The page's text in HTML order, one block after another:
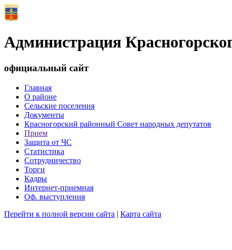
Администрация
официальный сайт
Главная
О районе
Сельские поселения
Документы
Красногорский районный Совет народных депутатов
Прием
Защита от ЧС
Статистика
Сотрудничество
Торги
Кадры
Интернет-приемная
Оф. выступления
Перейти к полной версии сайта | Карта сайта